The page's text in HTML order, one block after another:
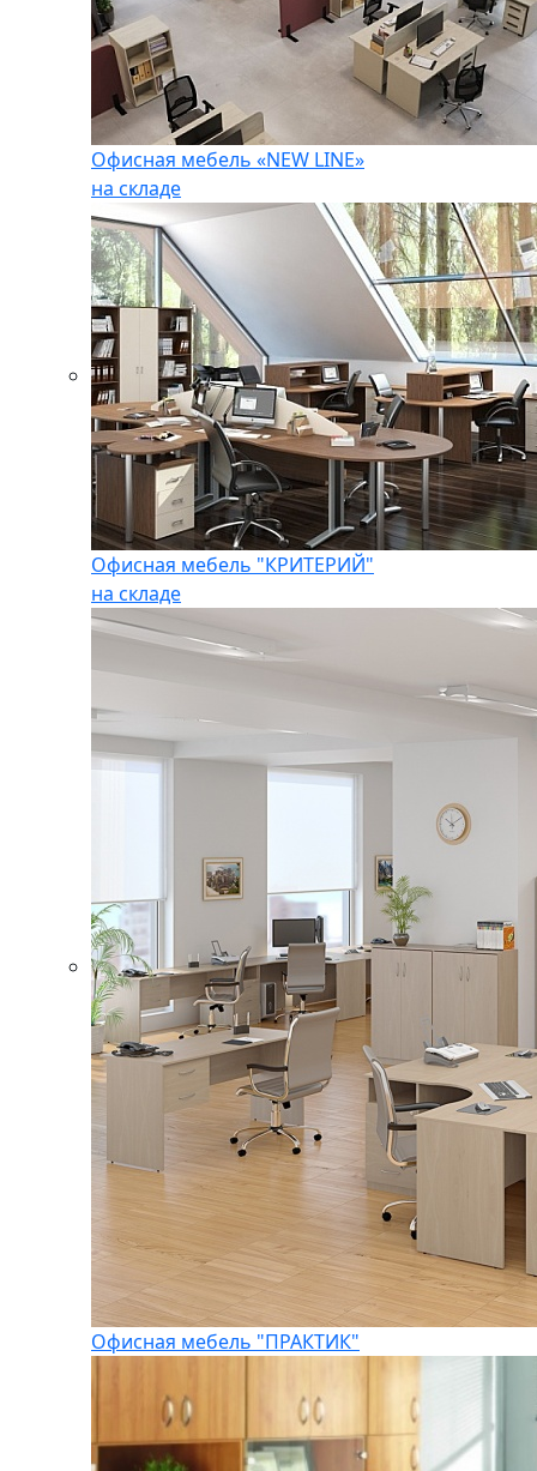
Офисная мебель «NEW LINE»
на складе
Офисная мебель "КРИТЕРИЙ"
на складе
Офисная мебель "ПРАКТИК"